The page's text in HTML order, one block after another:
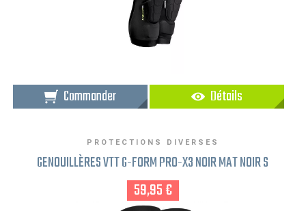
Commander Détails
PROTECTIONS DIVERSES
GENOUILLÈRES VTT G-FORM PRO-X3 NOIR MAT NOIR S
59,95 €